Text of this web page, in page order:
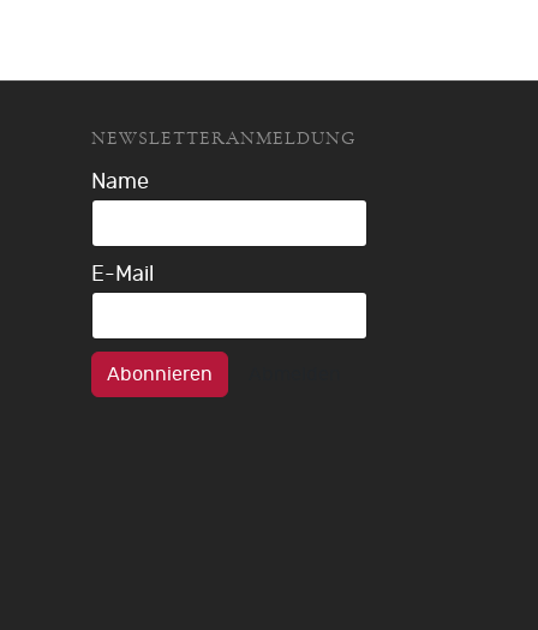
NEWSLETTERANMELDUNG
Name
E-Mail
Abonnieren